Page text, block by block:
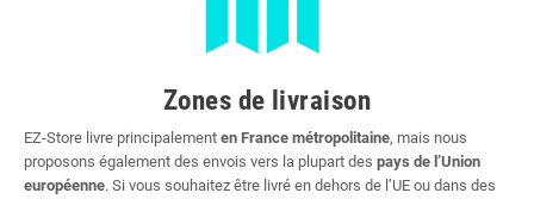
Zones de livraison
EZ-Store livre principalement en France métropolitaine, mais nous
proposons également des envois vers la plupart des pays de l’Union
européenne. Si vous souhaitez être livré en dehors de l’UE ou dans des